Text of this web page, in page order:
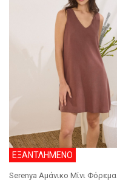
ΕΞΑΝΤΛΗΜΕΝΟ
Serenya Αμάνικο Μίνι Φόρεμα